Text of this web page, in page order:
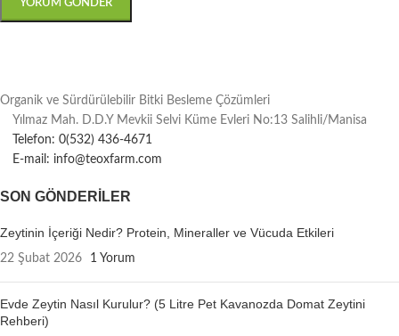
Organik ve Sürdürülebilir Bitki Besleme Çözümleri
Yılmaz Mah. D.D.Y Mevkii Selvi Küme Evleri No:13 Salihli/Manisa
Telefon: 0(532) 436-4671
E-mail: info@teoxfarm.com
SON GÖNDERILER
Zeytinin İçeriği Nedir? Protein, Mineraller ve Vücuda Etkileri
22 Şubat 2026 1 Yorum
Evde Zeytin Nasıl Kurulur? (5 Litre Pet Kavanozda Domat Zeytini
Rehberi)